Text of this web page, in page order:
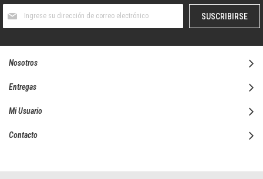
boletín
SUSCRIBIRSE
Nosotros
Entregas
Mi Usuario
Contacto